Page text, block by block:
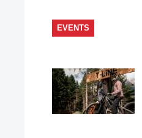
EVENTS